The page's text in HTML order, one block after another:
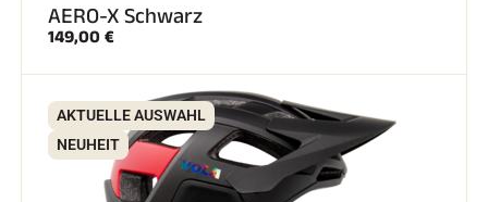
AERO-X Schwarz
149,00 €
AKTUELLE AUSWAHL
NEUHEIT